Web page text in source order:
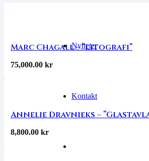
Nyheter
Kontakt
Marc Chagall – ”Litografi”
75,000.00 kr
Annelie Dravnieks –
8,800.00 kr